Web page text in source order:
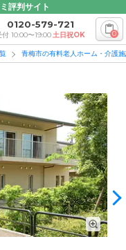
評判サイト
0120-579-721
付 10:00〜19:00土日祝OK 0
青梅市の有料老人ホーム・介護